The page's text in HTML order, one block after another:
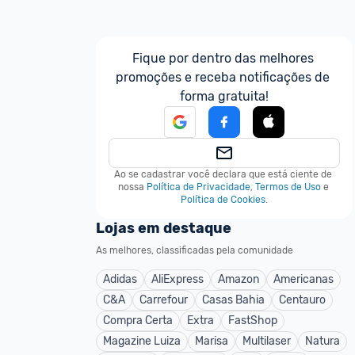
Fique por dentro das melhores
promoções e receba notificações de
forma gratuita!
Ao se cadastrar você declara que está ciente de
nossa Política de Privacidade, Termos de Uso e
Política de Cookies.
Lojas em destaque
As melhores, classificadas pela comunidade
Adidas AliExpress Amazon
Americanas
C&A
Carrefour Casas Bahia
Centauro
Compra Certa
Extra
FastShop
Magazine Luiza
Marisa Multilaser
Natura